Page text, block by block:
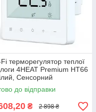
терморегулятор теплої
4HEAT Premium HT66
Сенсорний
до відправки
₴ 2 898 ₴